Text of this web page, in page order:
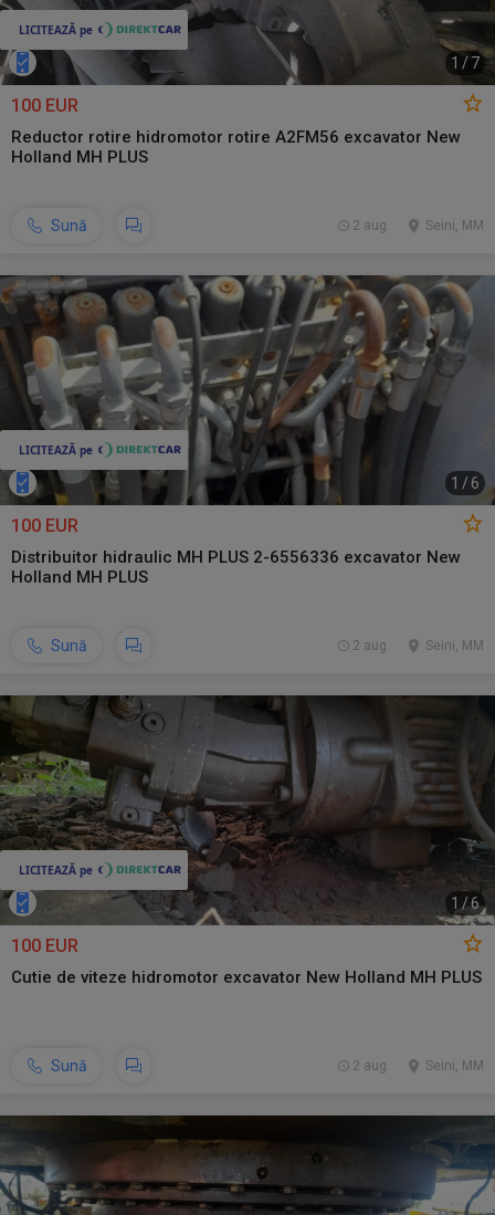
1 /7
100 EUR
Reductor rotire hidromotor rotire A2FM56 excavator New
Holland MH PLUS
Sună Seini, MM
2 aug.
1 / 6
100 EUR
Distribuitor hidraulic MH PLUS 2-6556336 excavator New
Holland MH PLUS
Sună Seini, MM
2 aug.
1 /6
100 EUR
Cutie de viteze hidromotor excavator New Holland MH PLUS
Sună Seini, MM
2 aug.